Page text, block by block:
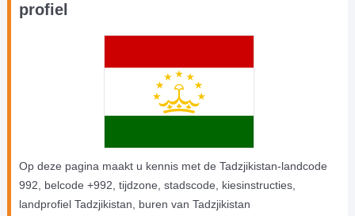
profiel
Op deze pagina maakt u kennis met de Tadzjikistan-landcode
992, belcode +992, tijdzone, stadscode, kiesinstructies,
landprofiel Tadzjikistan, buren van Tadzjikistan